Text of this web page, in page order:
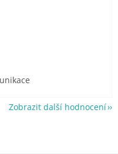
5 z 5 hvězdiček.
Zobrazit další hodnocení